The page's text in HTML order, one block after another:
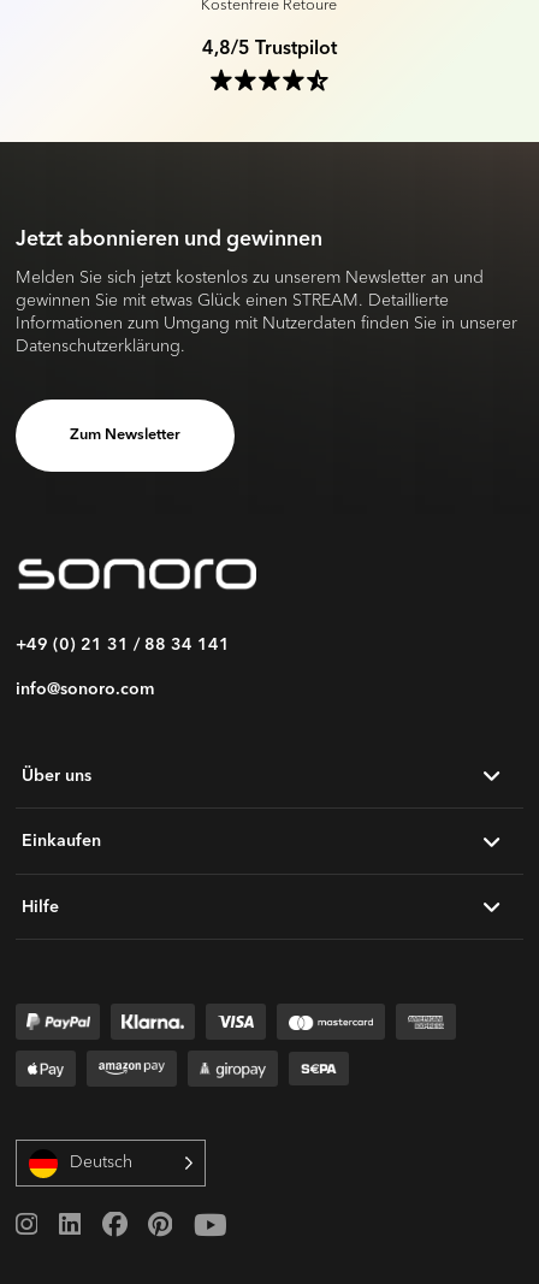
Kostenfreie Retoure
4,8/5 Trustpilot
Jetzt abonnieren und gewinnen
Melden Sie sich jetzt kostenlos zu unserem Newsletter an und
gewinnen Sie mit etwas Glück einen STREAM. Detaillierte
Informationen zum Umgang mit Nutzerdaten finden Sie in unserer
Datenschutzerklärung.
Zum Newsletter
+49 (0) 21 31 / 88 34 141
info@sonoro.com
Über uns
Einkaufen
Hilfe
Deutsch